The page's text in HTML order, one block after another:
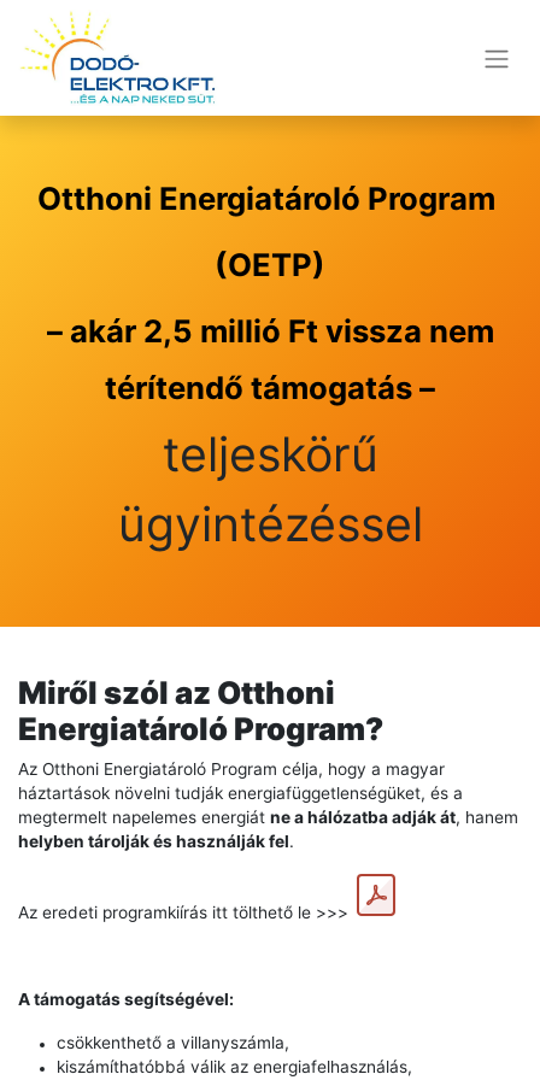
Otthoni Energiatároló Program
(OETP)
– akár 2,5 millió Ft vissza nem
térítendő támogatás–
teljeskörű
ügyintézéssel
Miről szól az Otthoni
Energiatároló Program?
Az Otthoni Energiatároló Program célja, hogy a magyar
háztartások növelni tudják energiafüggetlenségüket, és a
megtermelt napelemes energiát ne a hálózatba adják át, hanem
helyben tárolják és használják fel.
Az eredeti programkiírás itt tölthető le >>>
A támogatás segítségével:
csökkenthető a villanyszámla,
kiszámíthatóbbá válik az energiafelhasználás,